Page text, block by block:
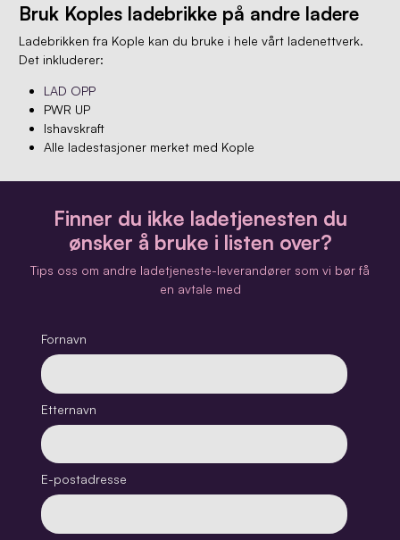
Bruk Koples ladebrikke på andre ladere
Ladebrikken fra Kople kan du bruke i hele vårt ladenettverk.
Det inkluderer:
LAD OPP
PWR UP
Ishavskraft
Alle ladestasjoner merket med Kople
Finner du ikke ladetjenesten du
ønsker å bruke i listen over?
Tips oss om andre ladetjeneste-leverandører som vi bør få
en avtale med
Fornavn
Etternavn
E-postadresse